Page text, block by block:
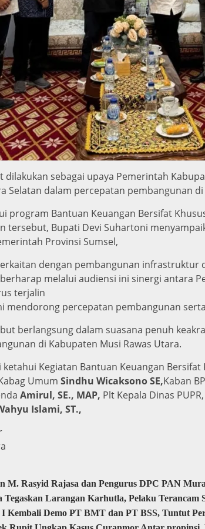
dilakukan sebagai upaya Pemerintah
Selatan dalam percepatan pembangunan
program Bantuan Keuangan Bersifat
tersebut, Bupati Devi Suhartoni
Provinsi Sumsel,
dengan pembangunan infrastruktur
melalui audiensi ini sinergi antara
terjalin
mendorong percepatan pembangunan
berlangsung dalam suasana penuh
di Kabupaten Musi Rawas Utara.
Kegiatan Bantuan Keuangan
Umum Sindhu Wicaksono SE,Kaban
Amirul, SE., MAP, Plt Kepala Dinas PUPR,
Islami, ST.,
M. Rasyid Rajasa dan Pengurus DPC PAN
Larangan Karhutla, Pelaku Terancam
Kembali Demo PT BMT dan PT BSS, Tuntut